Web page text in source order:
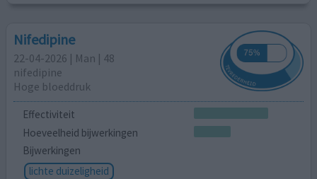
Nifedipine
22-04-2026 | Man | 48
nifedipine
Hoge bloeddruk
Effectiviteit
Hoeveelheid bijwerkingen
Bijwerkingen
lichte duizeligheid